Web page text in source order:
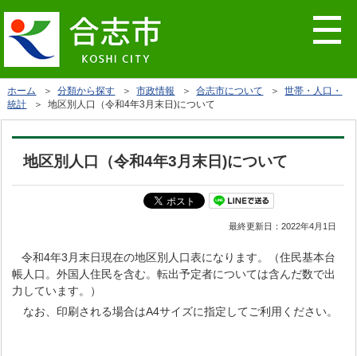
ホーム ＞分類から探す ＞市政情報 ＞合志市について ＞世帯・人口・
統計 ＞ 地区別人口（令和4年3月末日)について
地区別人口（令和4年3月末日)について
最終更新日：2022年4月1日
令和4年3月末日現在の地区別人口表になります。（住民基本台
帳人口。外国人住民を含む。転出予定者については含んだ数で出
力しています。）
なお、印刷される場合はA4サイズに指定してご利用ください。